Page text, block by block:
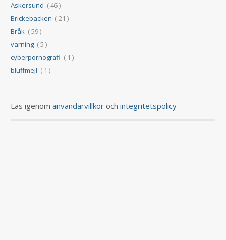
Askersund ( 46 )
Brickebacken ( 21 )
Bråk ( 59 )
varning ( 5 )
cyberpornografi ( 1 )
bluffmejl ( 1 )
Läs igenomanvändarvillkor ochintegritetspolicy